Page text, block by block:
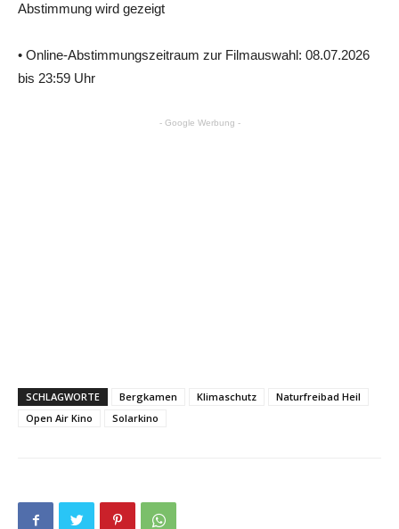
Abstimmung wird gezeigt
• Online-Abstimmungszeitraum zur Filmauswahl: 08.07.2026
bis 23:59 Uhr
- Google Werbung -
SCHLAGWORTE Bergkamen Klimaschutz
Naturfreibad Heil
Open Air Kino
Solarkino